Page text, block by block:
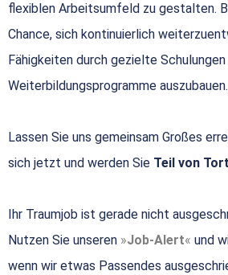
flexiblen Arbeitsumfeld zu gestalten.
Chance, sich kontinuierlich
Fähigkeiten durch gezielte Schulungen
Weiterbildungsprogramme auszubauen.
Lassen Sie uns gemeinsam Großes
sich jetzt und werden Sie Teil von
Ihr Traumjob ist gerade nicht
Nutzen Sie unseren
Job-Alert
und
wenn wir etwas Passendes